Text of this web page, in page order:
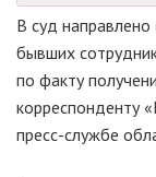
В суд
бывших
по факту
корреспонденту
пресс-службе